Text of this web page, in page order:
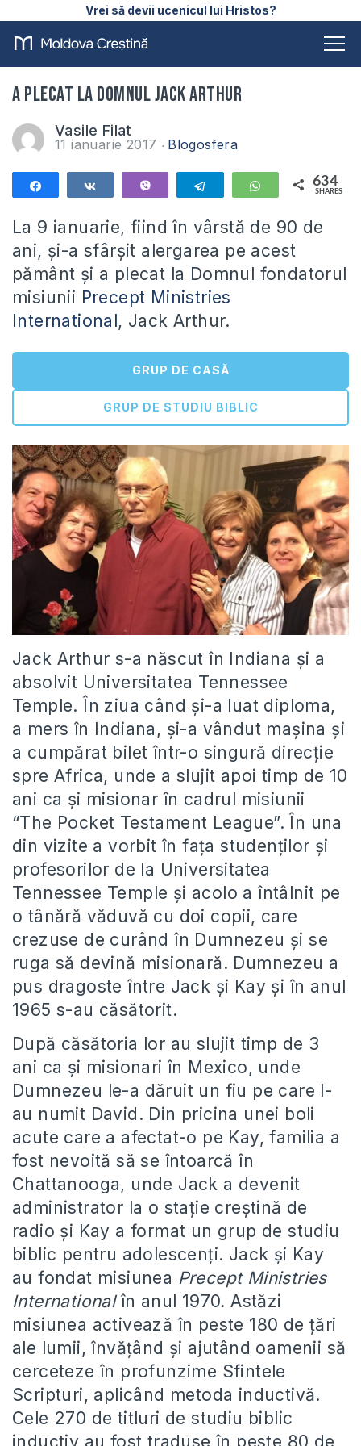
Vrei să devii ucenicul lui Hristos?
A plecat la Domnul Jack Arthur
Vasile Filat
11 ianuarie 2017 Blogosfera
Telegram WhatsApp
634
SHARES
La 9 ianuarie, fiind în vârstă de 90 de
ani, și-a sfârșit alergarea pe acest
pământ și a plecat la Domnul fondatorul
misiunii Precept Ministries
International, Jack Arthur.
GRUP DE CASĂ
GRUP DE STUDIU BIBLIC
Jack Arthur s-a născut în Indiana și a
absolvit Universitatea Tennessee
Temple. În ziua când și-a luat diploma,
a mers în Indiana, și-a vândut mașina și
a cumpărat bilet într-o singură direcție
spre Africa, unde a slujit apoi timp de 10
ani ca și misionar în cadrul misiunii
“The Pocket Testament League”. În una
din vizite a vorbit în fața studenților și
profesorilor de la Universitatea
Tennessee Temple și acolo a întâlnit pe
o tânără văduvă cu doi copii, care
crezuse de curând în Dumnezeu și se
ruga să devină misionară. Dumnezeu a
pus dragoste între Jack și Kay și în anul
1965 s-au căsătorit.
După căsătoria lor au slujit timp de 3
ani ca și misionari în Mexico, unde
Dumnezeu le-a dăruit un fiu pe care l-
au numit David. Din pricina unei boli
acute care a afectat-o pe Kay, familia a
fost nevoită să se întoarcă în
Chattanooga, unde Jack a devenit
administrator la o stație creștină de
radio și Kay a format un grup de studiu
biblic pentru adolescenți. Jack și Kay
au fondat misiunea Precept Ministries
Internationalîn anul 1970. Astăzi
misiunea activează în peste 180 de țări
ale lumii, învățând și ajutând oamenii să
cerceteze în profunzime Sfintele
Scripturi, aplicând metoda inductivă.
Cele 270 de titluri de studiu biblic
inductiv au fost traduse în peste 80 de